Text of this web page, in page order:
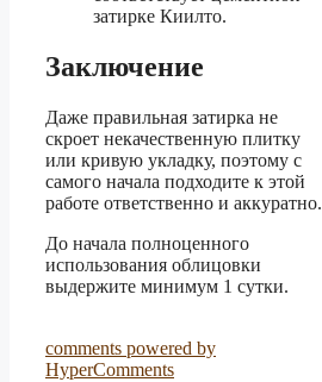
затирке Киилто.
Заключение
Даже правильная затирка не
скроет некачественную плитку
или кривую укладку, поэтому с
самого начала подходите к этой
работе ответственно и аккуратно.
До начала полноценного
использования облицовки
выдержите минимум 1 сутки.
comments powered by
HyperComments